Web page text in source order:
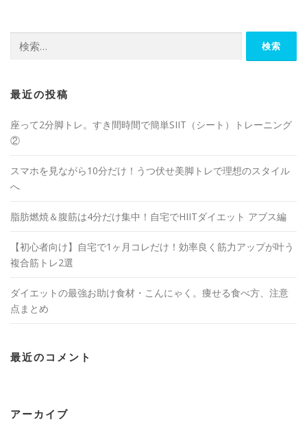
最近の投稿
座って2分脚トレ。すき間時間で簡単SIIT（シート）トレーニング
②
スマホを見ながら10分だけ！うつ伏せ美脚トレで理想のスタイル
へ
脂肪燃焼＆腹筋は4分だけ集中！自宅でHIITダイエット アブス編
【初心者向け】自宅で1ヶ月コレだけ！効率良く筋力アップが叶う
複合筋トレ2選
ダイエットの最強お助け食材・こんにゃく。痩せる食べ方、注意
点まとめ
最近のコメント
アーカイブ